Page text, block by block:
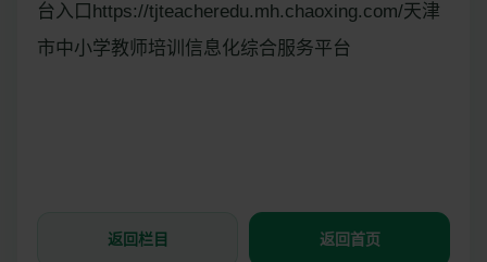
台入口https://tjteacheredu.mh.chaoxing.com/天津
市中小学教师培训信息化综合服务平台
返回栏目 返回首页